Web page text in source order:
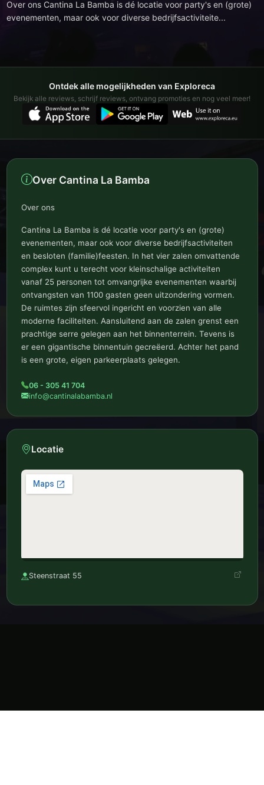
Over ons Cantina La Bamba is dé locatie voor party's en (grote)
evenementen, maar ook voor diverse bedrijfsactiviteite...
Ontdek alle mogelijkheden van Exploreca
Bekijk alle reviews, schrijf reviews, ontvang promoties en nog veel meer!
Over Cantina La Bamba
Over ons
Cantina La Bamba is dé locatie voor party's en (grote)
evenementen, maar ook voor diverse bedrijfsactiviteiten
en besloten (familie)feesten. In het vier zalen omvattende
complex kunt u terecht voor kleinschalige activiteiten
vanaf 25 personen tot omvangrijke evenementen waarbij
ontvangsten van 1100 gasten geen uitzondering vormen.
De ruimtes zijn sfeervol ingericht en voorzien van alle
moderne faciliteiten. Aansluitend aan de zalen grenst een
prachtige serre gelegen aan het binnenterrein. Tevens is
er een gigantische binnentuin gecreëerd. Achter het pand
is een grote, eigen parkeerplaats gelegen.
06 - 305 41 704
info@cantinalabamba.nl
Locatie
Steenstraat 55